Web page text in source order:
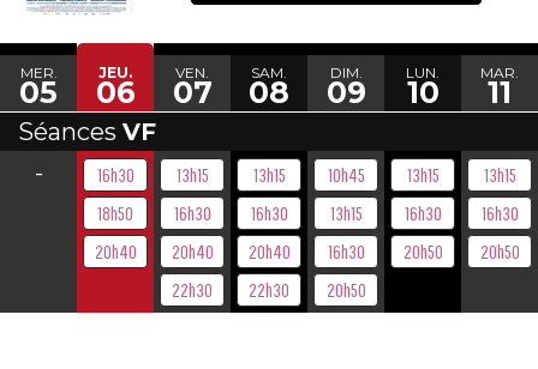
MER.
05
JEU.
06
VEN.
07
SAM.
08
DIM.
09
LUN.
10
MAR.
11
Séances VF
-
16h30
18h50
20h40
13h15
16h30
20h40
22h30
13h15
16h30
20h40
22h30
10h45
13h15
16h30
20h50
13h15
16h30
20h50
13h15
16h30
20h50